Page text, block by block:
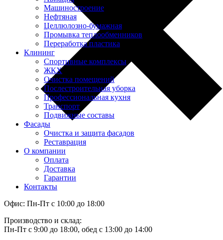
Машиностроение
Нефтяная
Целлюлозно-бумажная
Промывка теплообменников
Переработка пластика
Клининг
Спортивные комплексы
ЖКХ
Очистка помещений
Послестроительная уборка
Профессиональная кухня
Транспорт
Подвижные составы
Фасады
Очистка и защита фасадов
Реставрация
О компании
Оплата
Доставка
Гарантии
Контакты
Офис: Пн-Пт с 10:00 до 18:00
Производство и склад:
Пн-Пт с 9:00 до 18:00, обед с 13:00 до 14:00